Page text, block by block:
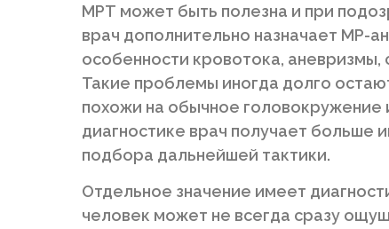
МРТ может быть полезна и при
врач дополнительно назначает МР-
особенности кровотока,
Такие проблемы иногда долго
похожи на обычное головокружение
диагностике врач получает больше
подбора дальнейшей тактики.
Отдельное значение имеет
человек может не всегда сразу